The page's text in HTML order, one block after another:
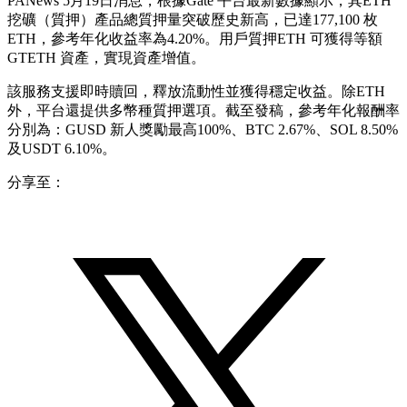
挖礦（質押）產品總質押量突破歷史新高，已達177,100 枚
ETH，參考年化收益率為4.20%。用戶質押ETH 可獲得等額
GTETH 資產，實現資產增值。
該服務支援即時贖回，釋放流動性並獲得穩定收益。除ETH
外，平台還提供多幣種質押選項。截至發稿，參考年化報酬率
分別為：GUSD 新人獎勵最高100%、BTC 2.67%、SOL 8.50%
及USDT 6.10%。
分享至：